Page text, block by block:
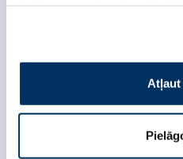
pakalpojumus. Ja piekrītat
izmantošanai, lūdzu,
Aizsardzība dabā
Samazina savainošanās
ērkšķiem.
Neslīdoša silikona zole
Speciāla silikona